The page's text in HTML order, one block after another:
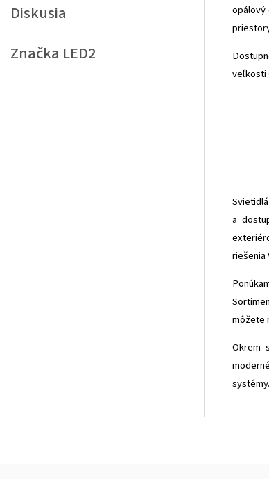
Diskusia
Značka LED2
opálový
veľkosti
a
riešenia
môžete
Okrem